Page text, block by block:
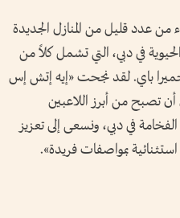
من عدد قليل من المنازل الجديدة
في المناطق الحيوية في دبي، التي تشمل كلاً من
جميرا باي. لقد نجحت «إيه إتش إس
أن تصبح من أبرز اللاعبين
في دبي، ونسعى إلى تعزيز
بمواصفات فريدة».